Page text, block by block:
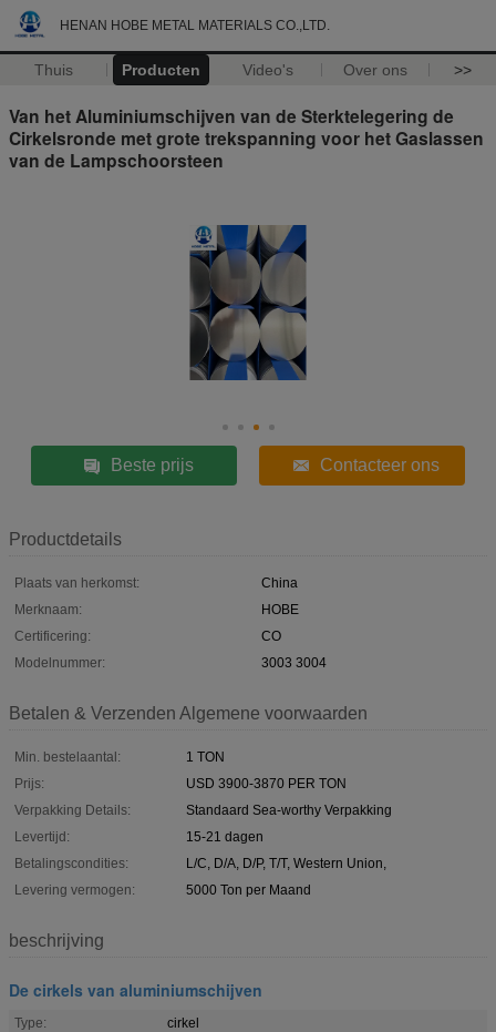
HENAN HOBE METAL MATERIALS CO.,LTD.
Thuis Producten Video's Over ons >>
Van het Aluminiumschijven van de Sterktelegering de
Cirkelsronde met grote trekspanning voor het Gaslassen
van de Lampschoorsteen
Beste prijs Contacteer ons
Productdetails
Plaats van herkomst:
China
Merknaam:
HOBE
Certificering:
CO
Modelnummer:
3003 3004
Betalen & Verzenden Algemene voorwaarden
Min. bestelaantal:
1 TON
Prijs:
USD 3900-3870 PER TON
Verpakking Details:
Standaard Sea-worthy Verpakking
Levertijd:
15-21 dagen
Betalingscondities:
L/C, D/A, D/P, T/T, Western Union,
Levering vermogen:
5000 Ton per Maand
beschrijving
De cirkels van aluminiumschijven
Type:
cirkel